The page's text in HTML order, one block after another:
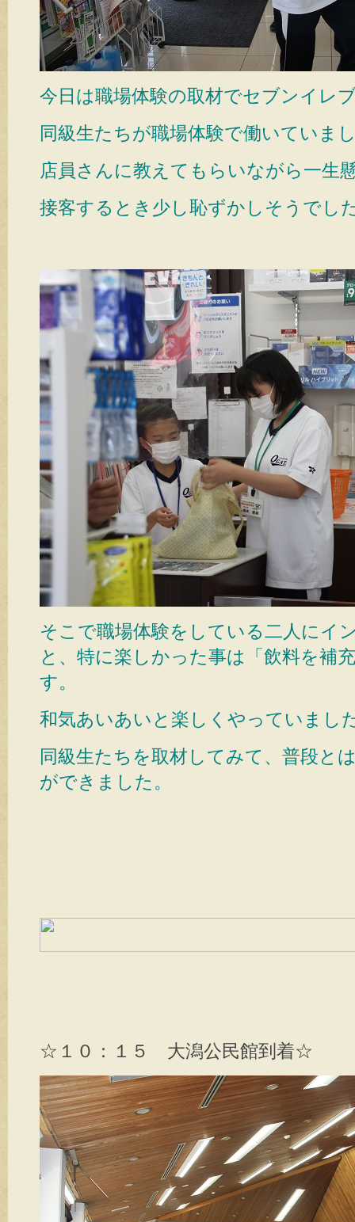
今日は職場体験の取材でセブンイレ
同級生たちが職場体験で働いていま
店員さんに教えてもらいながら一生
接客するとき少し恥ずかしそうでし
そこで職場体験をしている二人にイ
と、特に楽しかった事は「飲料を補
す。
和気あいあいと楽しくやっていまし
同級生たちを取材してみて、普段と
ができました。
☆１０：１５ 大潟公民館到着☆